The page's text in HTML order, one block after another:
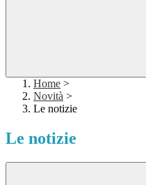
Home >
Novità >
Le notizie
Le notizie